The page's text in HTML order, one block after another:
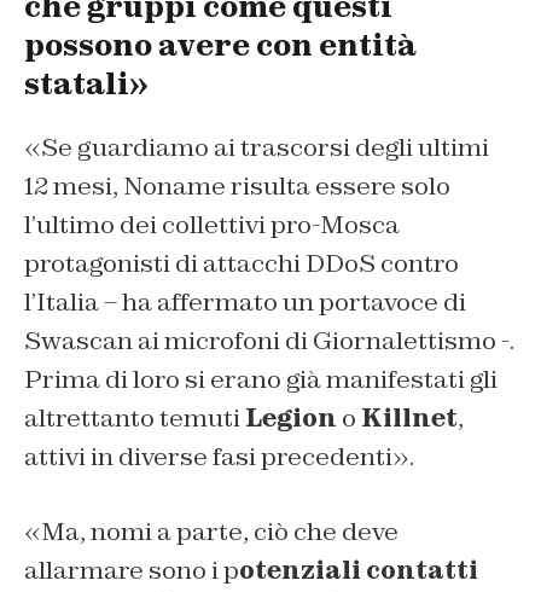
possono avere con entità
statali»
«Se guardiamo ai trascorsi degli ultimi
12 mesi, Noname risulta essere solo
l’ultimo dei collettivi pro-Mosca
protagonisti di attacchi DDoS contro
l’Italia – ha affermato un portavoce di
Swascan ai microfoni diGiornalettismo-.
Prima di loro si erano già manifestati gli
altrettanto temutiLegion o Killnet,
attivi in diverse fasi precedenti».
«Ma, nomi a parte, ciò che deve
allarmare sono i potenziali contatti